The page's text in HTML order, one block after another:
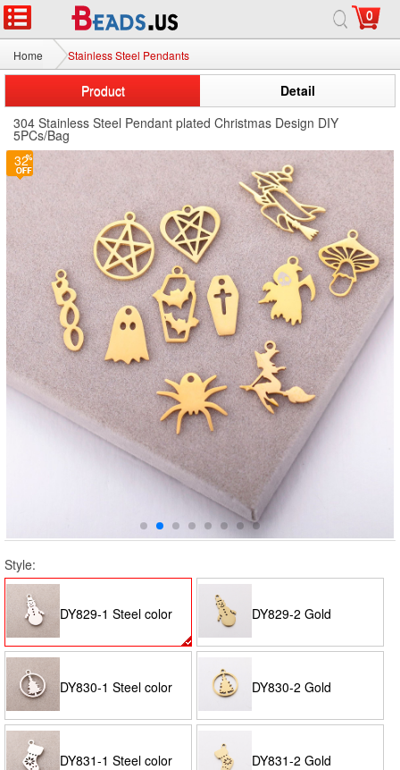
0
Home Stainless Steel Pendants
Product
Detail
304 Stainless Steel Pendant plated Christmas Design DIY
5PCs/Bag
Style:
DY829-1 Steel color DY829-2 Gold
DY830-1 Steel color DY830-2 Gold
DY831-1 Steel color DY831-2 Gold